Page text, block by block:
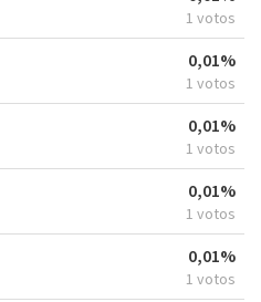
1 votos
0,01%
1 votos
0,01%
1 votos
0,01%
1 votos
0,01%
1 votos